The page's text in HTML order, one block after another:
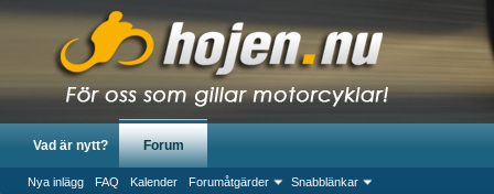
Vad är nytt? Forum
Nya inlägg FAQ Kalender Forumåtgärder Snabblänkar